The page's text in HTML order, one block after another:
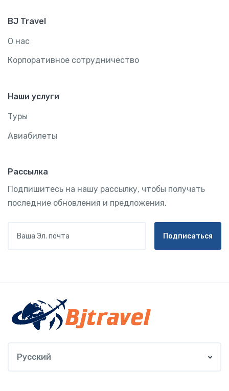
BJ Travel
О нас
Корпоративное сотрудничество
Наши услуги
Туры
Авиабилеты
Рассылка
Подпишитесь на нашу рассылку, чтобы получать
последние обновления и предложения.
Подписаться
Русский